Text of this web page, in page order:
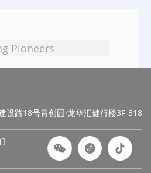
Pioneers
设路18号青创园·龙华汇健行楼3F-318